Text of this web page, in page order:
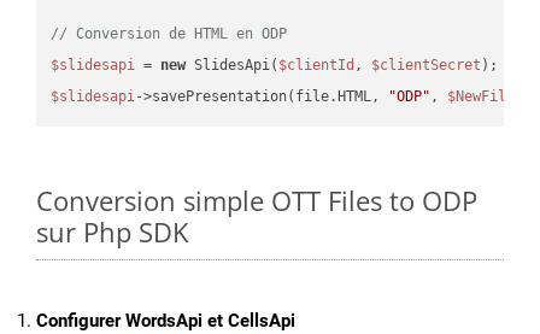
// Conversion de HTML en ODP
$slidesapi = new SlidesApi( $clientId , $clientSecret
$slidesapi->savePresentation(file.HTML, "ODP" , $NewFile
Conversion simple OTT Files to ODP
sur Php SDK
Configurer WordsApi et CellsApi